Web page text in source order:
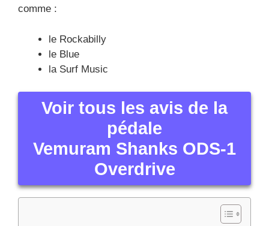
comme :
le Rockabilly
le Blue
la Surf Music
Voir tous les avis de la
pédale
Vemuram Shanks ODS-1
Overdrive